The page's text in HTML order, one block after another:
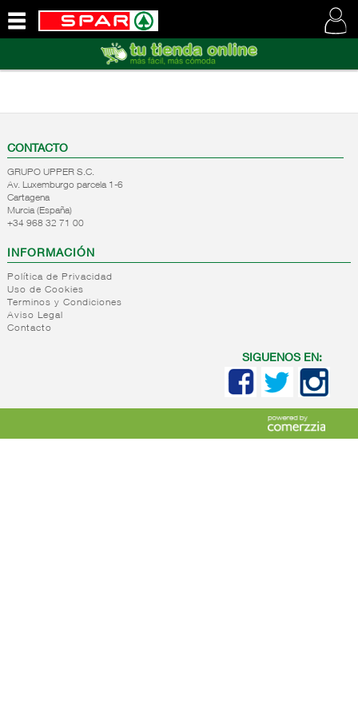
SOMOS
CONTACTO
GRUPO UPPER S.C.
Av. Luxemburgo parcela 1-6
Cartagena
Murcia (España)
+34 968 32 71 00
INFORMACIÓN
Política de Privacidad
Uso de Cookies
Terminos y Condiciones
Aviso Legal
Contacto
SIGUENOS EN: